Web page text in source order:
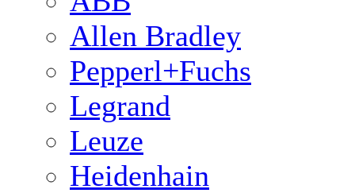
Allen Bradley
Pepperl+Fuchs
Legrand
Leuze
Heidenhain